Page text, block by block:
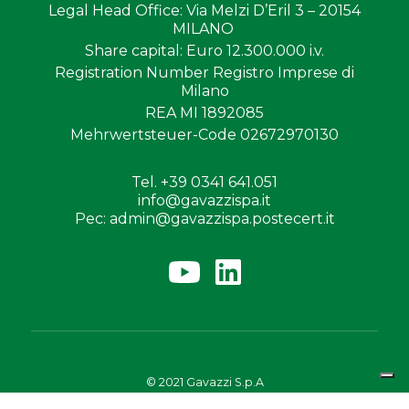
Legal Head Office: Via Melzi D’Eril 3 – 20154
MILANO
Share capital : Euro 12.300.000 i.v.
Registration Number Registro Imprese di
Milano
REA MI 1892085
Mehrwertsteuer-Code 02672970130
Tel. +39 0341 641.051
info@gavazzispa.it
Pec: admin@gavazzispa.postecert.it
© 2021 Gavazzi S.p.A